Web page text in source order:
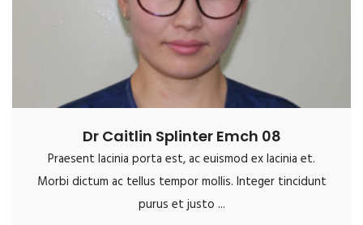
Dr Caitlin Splinter Emch 08
Praesent lacinia porta est, ac euismod ex lacinia et.
Morbi dictum ac tellus tempor mollis. Integer tincidunt
purus et justo ...